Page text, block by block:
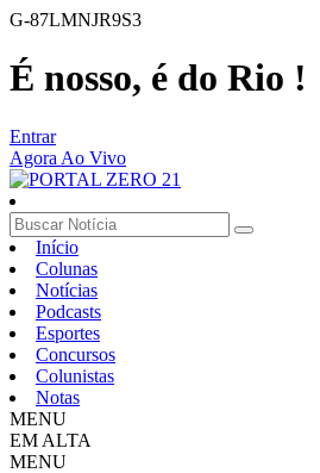
G-87LMNJR9S3
É nosso, é do Rio !
Entrar
Agora Ao Vivo
Início
Colunas
Notícias
Podcasts
Esportes
Concursos
Colunistas
Notas
MENU
EM ALTA
MENU